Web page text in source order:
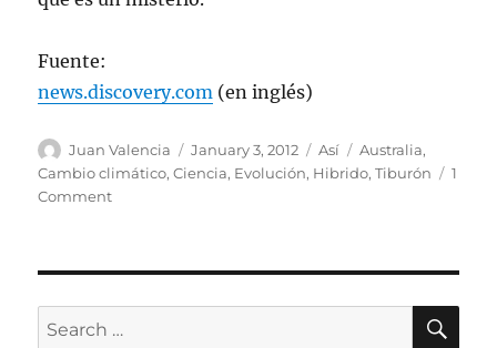
Fuente:
news.discovery.com (en inglés)
Author
Juan Valencia
Posted
on
January 3, 2012 Categories
Así Tags
Australia,
Cambio climático,Ciencia, Evolución, Hibrido,Tiburón
1
Commenton
tiburón
híbrido
Search